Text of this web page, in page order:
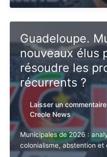
Blanc-
bonnet
et
bonnet-
Blandin,
MEDEF
en
campagne
électorale
?
Lire la suite »
Guadeloupe.
nouveaux élus
résoudre les
récurrents ?